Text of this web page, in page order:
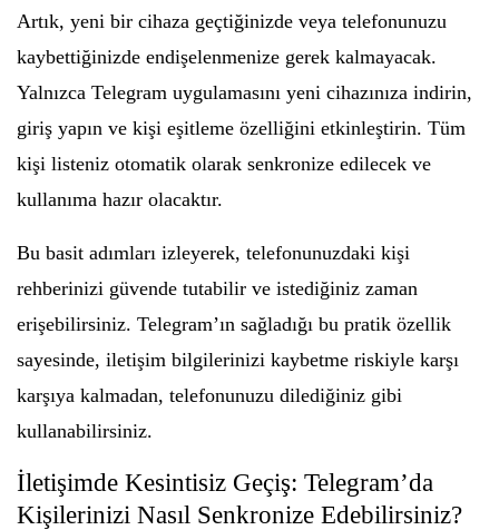
Artık, yeni bir cihaza geçtiğinizde veya telefonunuzu
kaybettiğinizde endişelenmenize gerek kalmayacak.
Yalnızca Telegram uygulamasını yeni cihazınıza indirin,
giriş yapın ve kişi eşitleme özelliğini etkinleştirin. Tüm
kişi listeniz otomatik olarak senkronize edilecek ve
kullanıma hazır olacaktır.
Bu basit adımları izleyerek, telefonunuzdaki kişi
rehberinizi güvende tutabilir ve istediğiniz zaman
erişebilirsiniz. Telegram’ın sağladığı bu pratik özellik
sayesinde, iletişim bilgilerinizi kaybetme riskiyle karşı
karşıya kalmadan, telefonunuzu dilediğiniz gibi
kullanabilirsiniz.
İletişimde Kesintisiz Geçiş: Telegram’da
Kişilerinizi Nasıl Senkronize Edebilirsiniz?